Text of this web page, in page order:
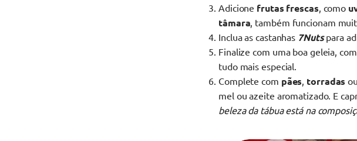
Adicione frutas frescas, como
tâmara, também funcionam
Inclua as castanhas 7Nutspara
Finalize com uma boa geleia,
tudo mais especial.
Complete com pães, torradasou
mel ou azeite aromatizado. E
beleza da tábua está na